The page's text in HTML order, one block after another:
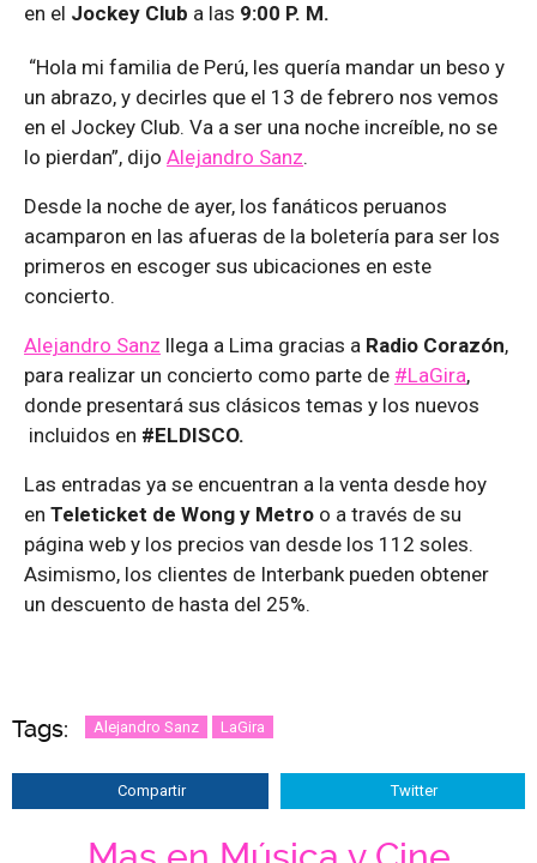
en el Jockey Club a las 9:00 P. M.
“Hola mi familia de Perú, les quería mandar un beso y
un abrazo, y decirles que el 13 de febrero nos vemos
en el Jockey Club. Va a ser una noche increíble, no se
lo pierdan”, dijo Alejandro Sanz.
Desde la noche de ayer, los fanáticos peruanos
acamparon en las afueras de la boletería para ser los
primeros en escoger sus ubicaciones en este
concierto.
Alejandro Sanz llega a Lima gracias a Radio Corazón,
para realizar un concierto como parte de #LaGira,
donde presentará sus clásicos temas y los nuevos
incluidos en #ELDISCO.
Las entradas ya se encuentran a la venta desde hoy
en Teleticket de Wong y Metro o a través de su
página web y los precios van desde los 112 soles.
Asimismo, los clientes de Interbank pueden obtener
un descuento de hasta del 25%.
Tags: Alejandro Sanz LaGira
Compartir Twitter